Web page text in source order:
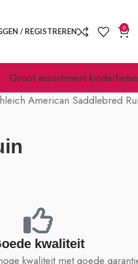
/ REGISTREREN 0
Groot assortiment
American Saddlebred
kwaliteit
kwaliteit met goede